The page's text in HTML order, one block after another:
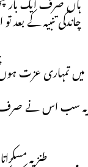
ہاں صرف ایک بار
چاندکی تنبیہ کے
میں تمہاری عزت
یہ سب اس نے صرف
طنزیہ